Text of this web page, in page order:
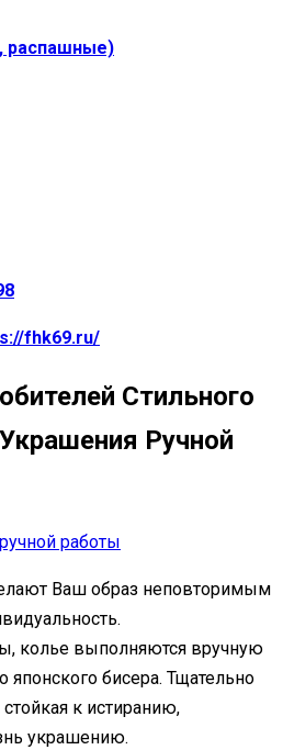
распашные)
fhk69.ru/
Стильного
Ручной
Ваш образ неповторимым
колье выполняются вручную
японского бисера. Тщательно
к истиранию,
украшению.